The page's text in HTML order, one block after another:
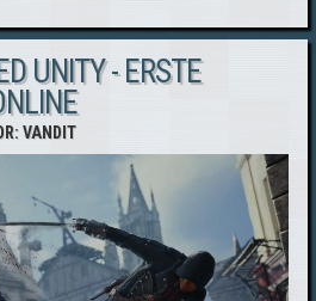
&
UNITY - ERSTE
VANDIT